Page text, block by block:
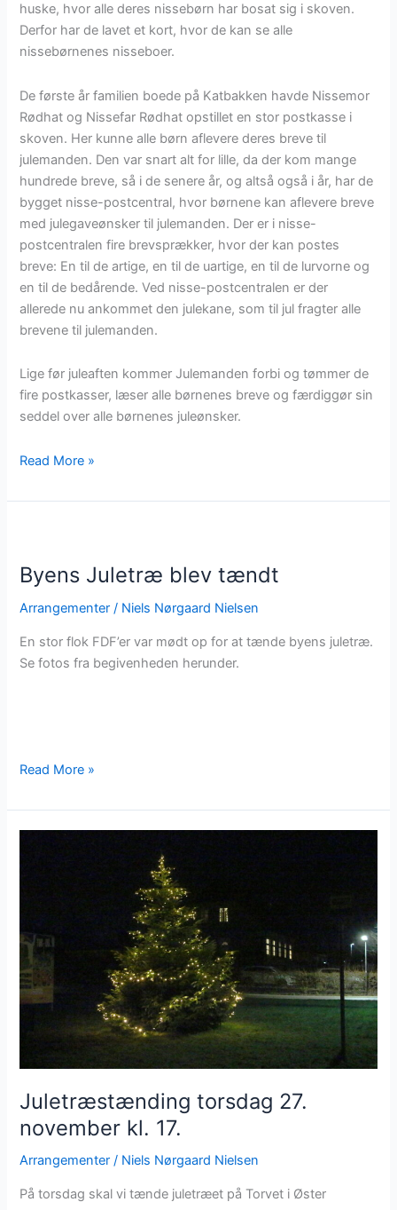
huske, hvor alle deres nissebørn har bosat sig i skoven.
Derfor har de lavet et kort, hvor de kan se alle
nissebørnenes nisseboer.
De første år familien boede på Katbakken havde Nissemor
Rødhat og Nissefar Rødhat opstillet en stor postkasse i
skoven. Her kunne alle børn aflevere deres breve til
julemanden. Den var snart alt for lille, da der kom mange
hundrede breve, så i de senere år, og altså også i år, har de
bygget nisse-postcentral, hvor børnene kan aflevere breve
med julegaveønsker til julemanden. Der er i nisse-
postcentralen fire brevsprækker, hvor der kan postes
breve: En til de artige, en til de uartige, en til de lurvorne og
en til de bedårende. Ved nisse-postcentralen er der
allerede nu ankommet den julekane, som til jul fragter alle
brevene til julemanden.
Lige før juleaften kommer Julemanden forbi og tømmer de
fire postkasser, læser alle børnenes breve og færdiggør sin
seddel over alle børnenes juleønsker.
Nissefamilien
på
Read More »
Byens Juletræ blev tændt
Arrangementer / Niels Nørgaard Nielsen
En stor flok FDF’er var mødt op for at tænde byens juletræ.
Se fotos fra begivenheden herunder.
Byens
blev
tændt
Read More »
Juletræstænding torsdag 27.
november kl. 17.
Arrangementer / Niels Nørgaard Nielsen
På torsdag skal vi tænde juletræet på Torvet i Øster